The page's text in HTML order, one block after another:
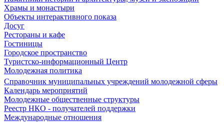
Храмы и монастыри
Объекты интерактивного показа
Досуг
Рестораны и кафе
Гостиницы
Городское пространство
Туристско-информационный Центр
Молодежная политика
Справочник муниципальных учреждений молодежной сферы
Календарь мероприятий
Молодежные общественные структуры
Реестр НКО - получателей поддержки
Международные отношения